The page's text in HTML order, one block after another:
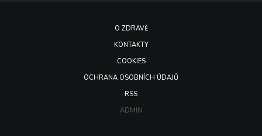
O ZDRAVĚ
KONTAKTY
COOKIES
OCHRANA OSOBNÍCH ÚDAJŮ
RSS
ADMIN